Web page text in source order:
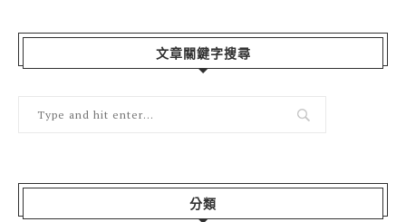
文章關鍵字搜尋
分類